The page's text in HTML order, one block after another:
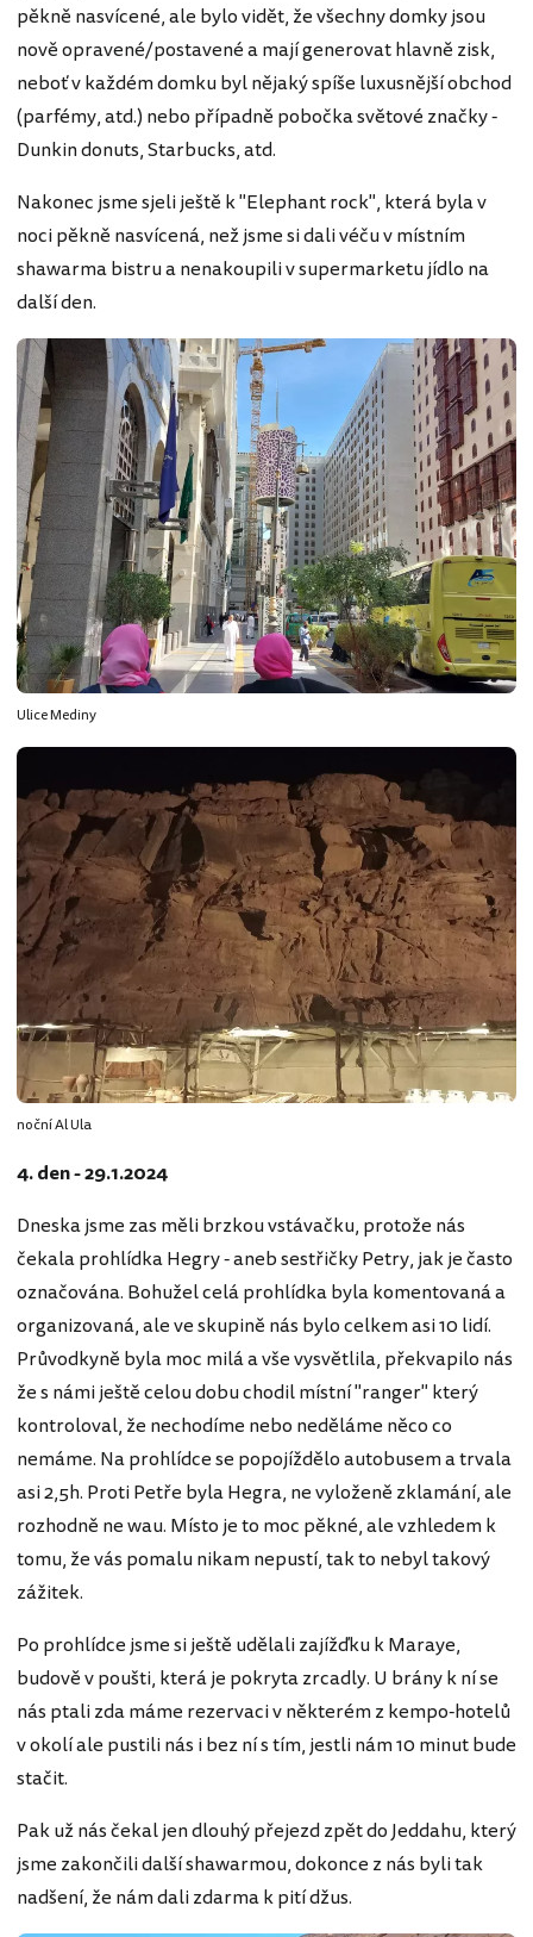
pěkně nasvícené, ale bylo vidět, že všechny domky jsou
nově opravené/postavené a mají generovat hlavně zisk,
neboť v každém domku byl nějaký spíše luxusnější obchod
(parfémy, atd.) nebo případně pobočka světové značky -
Dunkin donuts, Starbucks, atd.
Nakonec jsme sjeli ještě k "Elephant rock", která byla v
noci pěkně nasvícená, než jsme si dali véču v místním
shawarma bistru a nenakoupili v supermarketu jídlo na
další den.
Ulice Mediny
noční Al Ula
4. den - 29.1.2024
Dneska jsme zas měli brzkou vstávačku, protože nás
čekala prohlídka Hegry - aneb sestřičky Petry, jak je často
označována. Bohužel celá prohlídka byla komentovaná a
organizovaná, ale ve skupině nás bylo celkem asi 10 lidí.
Průvodkyně byla moc milá a vše vysvětlila, překvapilo nás
že s námi ještě celou dobu chodil místní "ranger" který
kontroloval, že nechodíme nebo neděláme něco co
nemáme. Na prohlídce se popojíždělo autobusem a trvala
asi 2,5h. Proti Petře byla Hegra, ne vyloženě zklamání, ale
rozhodně ne wau. Místo je to moc pěkné, ale vzhledem k
tomu, že vás pomalu nikam nepustí, tak to nebyl takový
zážitek.
Po prohlídce jsme si ještě udělali zajížďku k Maraye,
budově v poušti, která je pokryta zrcadly. U brány k ní se
nás ptali zda máme rezervaci v některém z kempo-hotelů
v okolí ale pustili nás i bez ní s tím, jestli nám 10 minut bude
stačit.
Pak už nás čekal jen dlouhý přejezd zpět do Jeddahu, který
jsme zakončili další shawarmou, dokonce z nás byli tak
nadšení, že nám dali zdarma k pití džus.